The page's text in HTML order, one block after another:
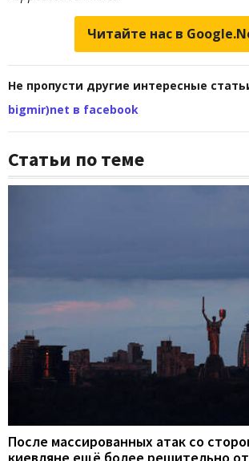
Читайте нас в
Не пропусти другие интересные
bigmir)net в facebook
Статьи по теме
После массированных атак со